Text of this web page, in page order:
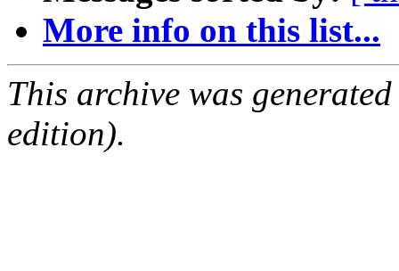
More info on this list...
This archive was
edition).